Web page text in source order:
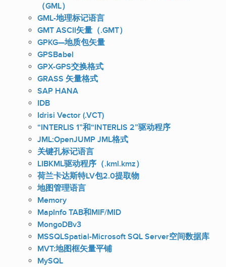
（GML）
GML-地理标记语言
GMT ASCII矢量（.GMT）
GPKG—地质包矢量
GPSBabel
GPX-GPS交换格式
GRASS 矢量格式
SAP HANA
IDB
Idrisi Vector (.VCT)
“INTERLIS 1”和“INTERLIS 2”驱动程序
JML:OpenJUMP JML格式
关键孔标记语言
LIBKML驱动程序（.kml.kmz）
荷兰卡达斯特LV包2.0提取物
地图管理语言
Memory
MapInfo TAB和MIF/MID
MongoDBv3
MSSQLSpatial-Microsoft SQL Server空间数据库
MVT:地图框矢量平铺
MySQL